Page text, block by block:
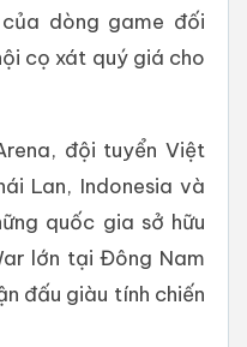
dòng game đối
cọ xát quý giá cho
đội tuyển Việt
Lan, Indonesia và
quốc gia sở hữu
lớn tại Đông Nam
đấu giàu tính chiến